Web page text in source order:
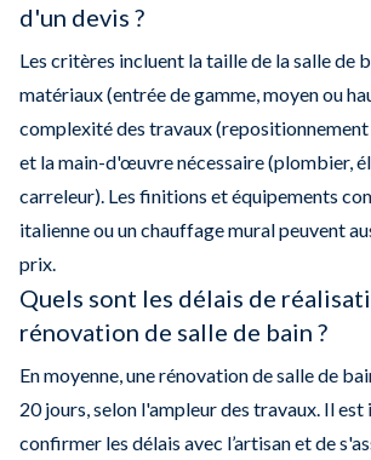
d'un devis ?
Les critères incluent la taille de la salle de
matériaux (entrée de gamme, moyen ou
complexité des travaux
et la main-d'œuvre nécessaire (plombier,
carreleur). Les finitions et équipements
italienne ou un chauffage mural peuvent
prix.
Quels sont les délais de
rénovation de salle de bain ?
En moyenne, une rénovation de salle de
20 jours, selon l'ampleur des travaux. Il
confirmer les délais avec l’artisan et de